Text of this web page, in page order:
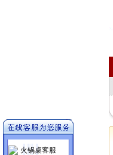
火锅桌客服